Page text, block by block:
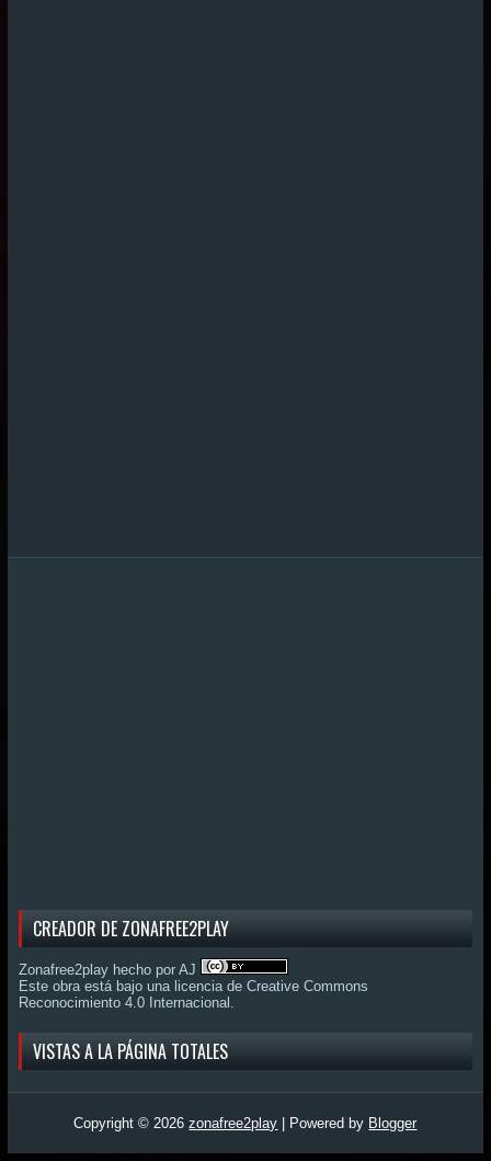
CREADOR DE ZONAFREE2PLAY
Zonafree2play hecho por AJ
Este obra está bajo una licencia de Creative Commons
Reconocimiento 4.0 Internacional .
VISTAS A LA PÁGINA TOTALES
Copyright ©2026zonafree2play | Powered by Blogger